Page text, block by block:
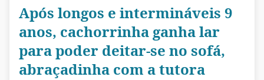
Após longos e intermináveis 9
anos, cachorrinha ganha lar
para poder deitar-se no sofá,
abraçadinha com a tutora